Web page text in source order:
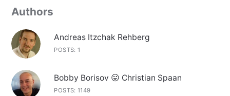
Authors
Andreas Itzchak Rehberg
POSTS: 1
Bobby Borisov 😛 Christian Spaan
POSTS: 1149